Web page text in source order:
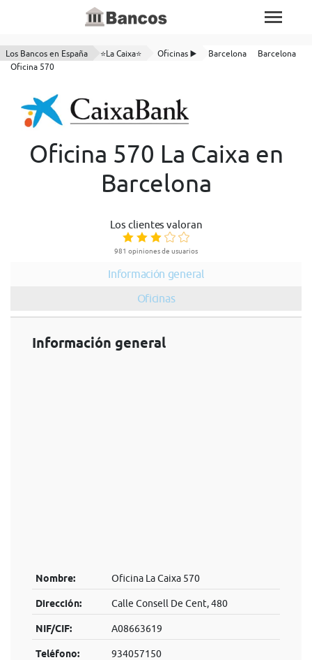
Los Bancos en España ⭐La Caixa⭐ Oficinas ▶️ Barcelona
Barcelona
Oficina 570
Oficina 570 La Caixa en
Barcelona
Los clientes valoran
981 opiniones de usuarios
Información general
Oficinas
Información general
Nombre: Oficina La Caixa 570
Dirección: Calle Consell De Cent, 480
NIF/CIF: A08663619
Teléfono: 934057150